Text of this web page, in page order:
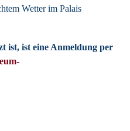
Wetter im Palais
ist, ist eine Anmeldung per